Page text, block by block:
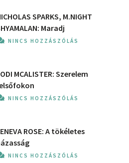
SPARKS, M.NIGHT
Maradj
NINCS HOZZÁSZÓLÁS
MCALISTER: Szerelem
NINCS HOZZÁSZÓLÁS
ROSE: A ​tökéletes
NINCS HOZZÁSZÓLÁS